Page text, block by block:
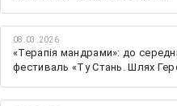
08.03.2026
«Терапія мандрами»: до
фестиваль «Ту Стань. Шлях